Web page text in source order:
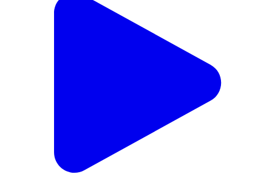
Bhind Nagar, Bhind | Aug 7, 2026